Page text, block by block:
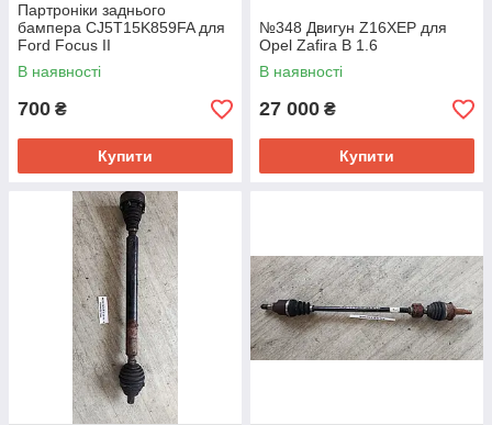
Партроніки заднього
бампера CJ5T15K859FA для
Ford Focus II
В наявності
700 ₴
Купити
№348 Двигун Z16XEP для
Opel Zafira B 1.6
В наявності
27 000 ₴
Купити